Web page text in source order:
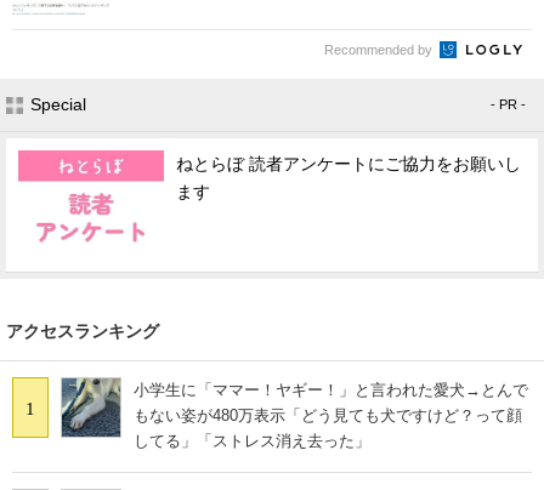
Recommended by
Special - PR -
ねとらぼ 読者アンケートにご協力をお願いし
ます
アクセスランキング
1
小学生に「ママー！ヤギー！」と言われた愛犬→とんで
もない姿が480万表示「どう見ても犬ですけど？って顔
してる」「ストレス消え去った」